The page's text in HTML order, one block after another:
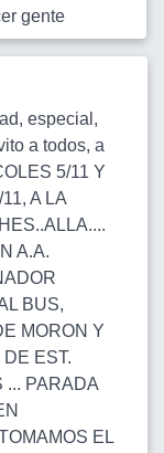
gente
especial,
a todos, a
5/11 Y
A LA
A.A.
BUS,
MORON Y
EST.
... PARADA
EL